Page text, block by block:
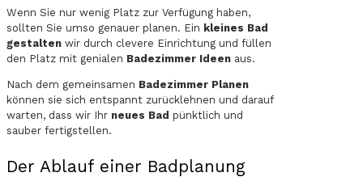
Wenn Sie nur wenig Platz zur Verfügung haben,
sollten Sie umso genauer planen. Ein kleines Bad
gestalten wir durch clevere Einrichtung und füllen
den Platz mit genialen Badezimmer Ideen aus.
Nach dem gemeinsamen Badezimmer Planen
können sie sich entspannt zurücklehnen und darauf
warten, dass wir Ihr neues Bad pünktlich und
sauber fertigstellen.
Der Ablauf einer Badplanung